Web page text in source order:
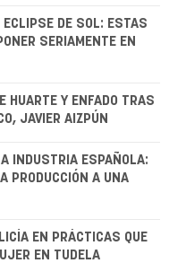
DE SOL: ESTAS
SERIAMENTE EN
HUARTE Y ENFADO TRAS
JAVIER AIZPÚN
INDUSTRIA ESPAÑOLA:
PRODUCCIÓN A UNA
EN PRÁCTICAS QUE
EN TUDELA